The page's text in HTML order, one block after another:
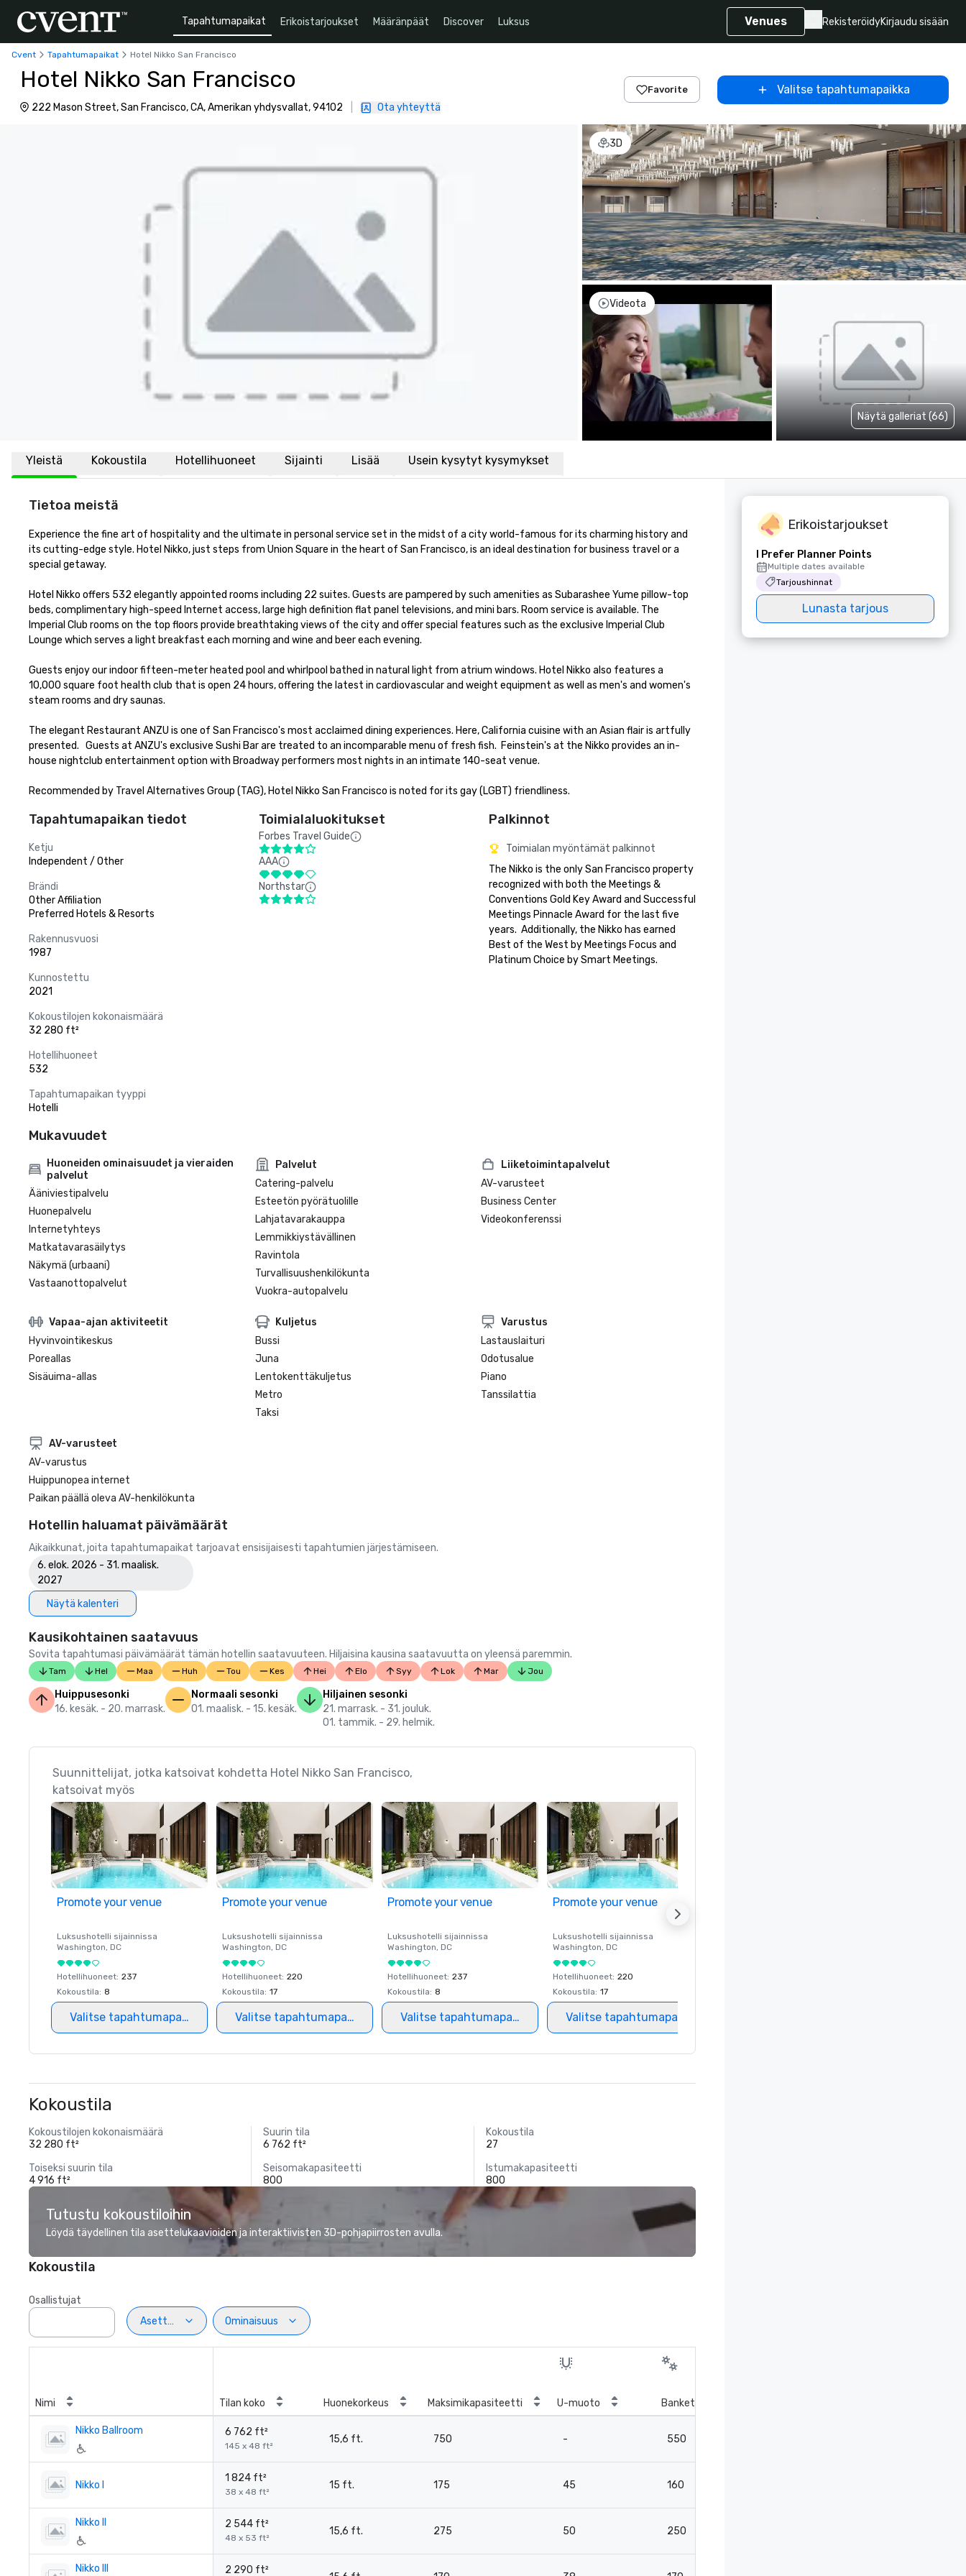
Tapahtumapaikat Erikoistarjoukset Määränpäät Discover Luksus Venues RekisteröidyKirjaudu sisään
Cvent Tapahtumapaikat Hotel Nikko San Francisco
Hotel Nikko San Francisco
222 Mason Street, San Francisco, CA, Amerikan yhdysvallat, 94102 Ota yhteyttä
Favorite Valitse tapahtumapaikka
3D
Videota
Näytä galleriat (66)
Yleistä Kokoustila Hotellihuoneet Sijainti Lisää Usein kysytyt kysymykset
Tietoa meistä
Experience the fine art of hospitality and the ultimate in personal service set in the midst of a city world-famous for its charming history and
its cutting-edge style. Hotel Nikko, just steps from Union Square in the heart of San Francisco, is an ideal destination for business travel or a
special getaway.
Hotel Nikko offers 532 elegantly appointed rooms including 22 suites. Guests are pampered by such amenities as Subarashee Yume pillow-top
beds, complimentary high-speed Internet access, large high definition flat panel televisions, and mini bars. Room service is available. The
Imperial Club rooms on the top floors provide breathtaking views of the city and offer special features such as the exclusive Imperial Club
Lounge which serves a light breakfast each morning and wine and beer each evening.
Guests enjoy our indoor fifteen-meter heated pool and whirlpool bathed in natural light from atrium windows. Hotel Nikko also features a
10,000 square foot health club that is open 24 hours, offering the latest in cardiovascular and weight equipment as well as men's and women's
steam rooms and dry saunas.
The elegant Restaurant ANZU is one of San Francisco's most acclaimed dining experiences. Here, California cuisine with an Asian flair is artfully
presented.   Guests at ANZU's exclusive Sushi Bar are treated to an incomparable menu of fresh fish.  Feinstein's at the Nikko provides an in-
house nightclub entertainment option with Broadway performers most nights in an intimate 140-seat venue.
Recommended by Travel Alternatives Group (TAG), Hotel Nikko San Francisco is noted for its gay (LGBT) friendliness.
Tapahtumapaikan tiedot
Ketju
Independent / Other
Brändi
Other Affiliation
Preferred Hotels & Resorts
Rakennusvuosi
1987
Kunnostettu
2021
Kokoustilojen kokonaismäärä
32 280 ft²
Hotellihuoneet
532
Tapahtumapaikan tyyppi
Hotelli
Toimialaluokitukset
Forbes Travel Guide
AAA
Northstar
Palkinnot
Toimialan myöntämät palkinnot
The Nikko is the only San Francisco property
recognized with both the Meetings &
Conventions Gold Key Award and Successful
Meetings Pinnacle Award for the last five
years.  Additionally, the Nikko has earned
Best of the West by Meetings Focus and
Platinum Choice by Smart Meetings.
Mukavuudet
Huoneiden ominaisuudet ja vieraiden
palvelut
Ääniviestipalvelu
Huonepalvelu
Internetyhteys
Matkatavarasäilytys
Näkymä (urbaani)
Vastaanottopalvelut
Palvelut
Catering-palvelu
Esteetön pyörätuolille
Lahjatavarakauppa
Lemmikkiystävällinen
Ravintola
Turvallisuushenkilökunta
Vuokra-autopalvelu
Liiketoimintapalvelut
AV-varusteet
Business Center
Videokonferenssi
Vapaa-ajan aktiviteetit
Hyvinvointikeskus
Poreallas
Sisäuima-allas
Kuljetus
Bussi
Juna
Lentokenttäkuljetus
Metro
Taksi
Varustus
Lastauslaituri
Odotusalue
Piano
Tanssilattia
AV-varusteet
AV-varustus
Huippunopea internet
Paikan päällä oleva AV-henkilökunta
Hotellin haluamat päivämäärät
Aikaikkunat, joita tapahtumapaikat tarjoavat ensisijaisesti tapahtumien järjestämiseen.
6. elok. 2026 - 31. maalisk.
2027
Näytä kalenteri
Kausikohtainen saatavuus
Sovita tapahtumasi päivämäärät tämän hotellin saatavuuteen. Hiljaisina kausina saatavuutta on yleensä paremmin.
Tam Hel Maa Huh Tou Kes Hei Elo Syy Lok Mar Jou
Huippusesonki
16. kesäk. - 20. marrask.
Normaali sesonki
01. maalisk. - 15. kesäk.
Hiljainen sesonki
21. marrask. - 31. jouluk.
01. tammik. - 29. helmik.
Suunnittelijat, jotka katsoivat kohdetta Hotel Nikko San Francisco,
katsoivat myös
Promote your venue
Luksushotelli sijainnissa
Washington, DC
Hotellihuoneet: 237
Kokoustila: 8
Valitse tapahtumapaikka
Promote your venue
Luksushotelli sijainnissa
Washington, DC
Hotellihuoneet: 220
Kokoustila: 17
Valitse tapahtumapaikka
Promote your venue
Luksushotelli sijainnissa
Washington, DC
Hotellihuoneet: 237
Kokoustila: 8
Valitse tapahtumapaikka
Promote your venue
Luksushotelli sijainnissa
Washington, DC
Hotellihuoneet: 220
Kokoustila: 17
Valitse tapahtumapaikka
Kokoustila
Kokoustilojen kokonaismäärä
32 280 ft²
Suurin tila
6 762 ft²
Kokoustila
27
Toiseksi suurin tila
4 916 ft²
Seisomakapasiteetti
800
Istumakapasiteetti
800
Tutustu kokoustiloihin
Löydä täydellinen tila asettelukaavioiden ja interaktiivisten 3D-pohjapiirrosten avulla.
Kokoustila
Osallistujat
Asettelu
Ominaisuus
Nimi Tilan koko Huonekorkeus Maksimikapasiteetti U-muoto Bankettiasettelu
Nikko Ballroom 6 762 ft²
145 x 48 ft²
15,6 ft. 750 - 550
Nikko I
1 824 ft²
38 x 48 ft²
15 ft. 175 45 160
Nikko II 2 544 ft²
48 x 53 ft²
15,6 ft. 275 50 250
Nikko III 2 290 ft²
Erikoistarjoukset
I Prefer Planner Points
Multiple dates available
Tarjoushinnat
Lunasta tarjous